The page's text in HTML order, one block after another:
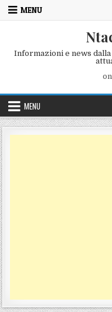
Skip to content
MENU
Informazioni e news dalla
MENU